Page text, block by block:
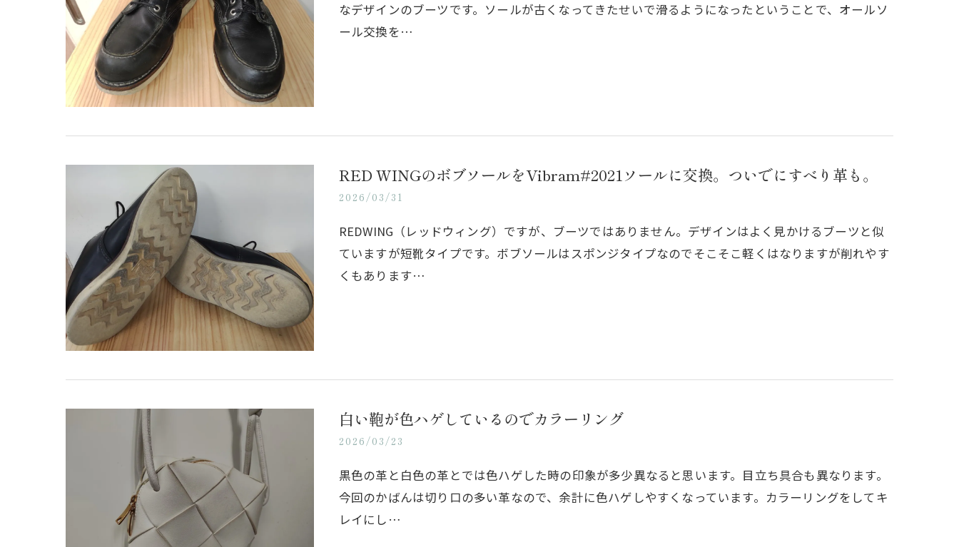
なデザインのブーツです。ソールが古くなってきたせいで滑るようになったということで、オールソ
ール交換を…
RED WINGのボブソールをVibram#2021ソールに交換。ついでにすべり革も。
2026/03/31
REDWING（レッドウィング）ですが、ブーツではありません。デザインはよく見かけるブーツと似
ていますが短靴タイプです。ボブソールはスポンジタイプなのでそこそこ軽くはなりますが削れやす
くもあります…
白い鞄が色ハゲしているのでカラーリング
2026/03/23
黒色の革と白色の革とでは色ハゲした時の印象が多少異なると思います。目立ち具合も異なります。
今回のかばんは切り口の多い革なので、余計に色ハゲしやすくなっています。カラーリングをしてキ
レイにし…